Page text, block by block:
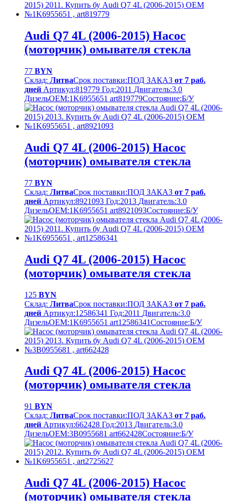
Audi Q7 4L (2006-2015) Насос
(моторчик) омывателя стекла
77 BYN
Склад: ЛитваСрок поставки:ПОД ЗАКАЗ от 7 раб.
дней Артикул:819779 Год:2011 Двигатель:3.0
ДизельOEM:1K6955651 art819779Cостояние:Б/У
Audi Q7 4L (2006-2015) Насос
(моторчик) омывателя стекла
77 BYN
Склад: ЛитваСрок поставки:ПОД ЗАКАЗ от 7 раб.
дней Артикул:8921093 Год:2013 Двигатель:3.0
ДизельOEM:1K6955651 art8921093Cостояние:Б/У
Audi Q7 4L (2006-2015) Насос
(моторчик) омывателя стекла
125 BYN
Склад: ЛитваСрок поставки:ПОД ЗАКАЗ от 7 раб.
дней Артикул:12586341 Год:2011 Двигатель:3.0
ДизельOEM:1K6955651 art12586341Cостояние:Б/У
Audi Q7 4L (2006-2015) Насос
(моторчик) омывателя стекла
91 BYN
Склад: ЛитваСрок поставки:ПОД ЗАКАЗ от 7 раб.
дней Артикул:662428 Год:2013 Двигатель:3.0
ДизельOEM:3B0955681 art662428Cостояние:Б/У
Audi Q7 4L (2006-2015) Насос
(моторчик) омывателя стекла